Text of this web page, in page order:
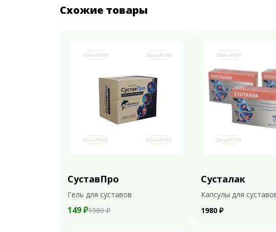
Схожие товары
СуставПро
Гель для суставов
149 ₽1980 ₽
Сусталак
Капсулы для
1980 ₽